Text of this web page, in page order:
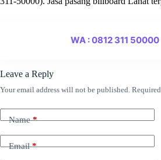
WA : 0812 311 50000
Leave a Reply
Your email address will not be published.
Name*
Email*